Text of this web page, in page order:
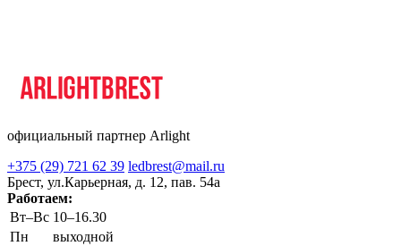
официальный партнер Arlight
+375 (29) 721 62 39 ledbrest@mail.ru
Брест, ул.Карьерная, д. 12, пав. 54а
Работаем:
Вт–Вс 10–16.30
Пн
выходной